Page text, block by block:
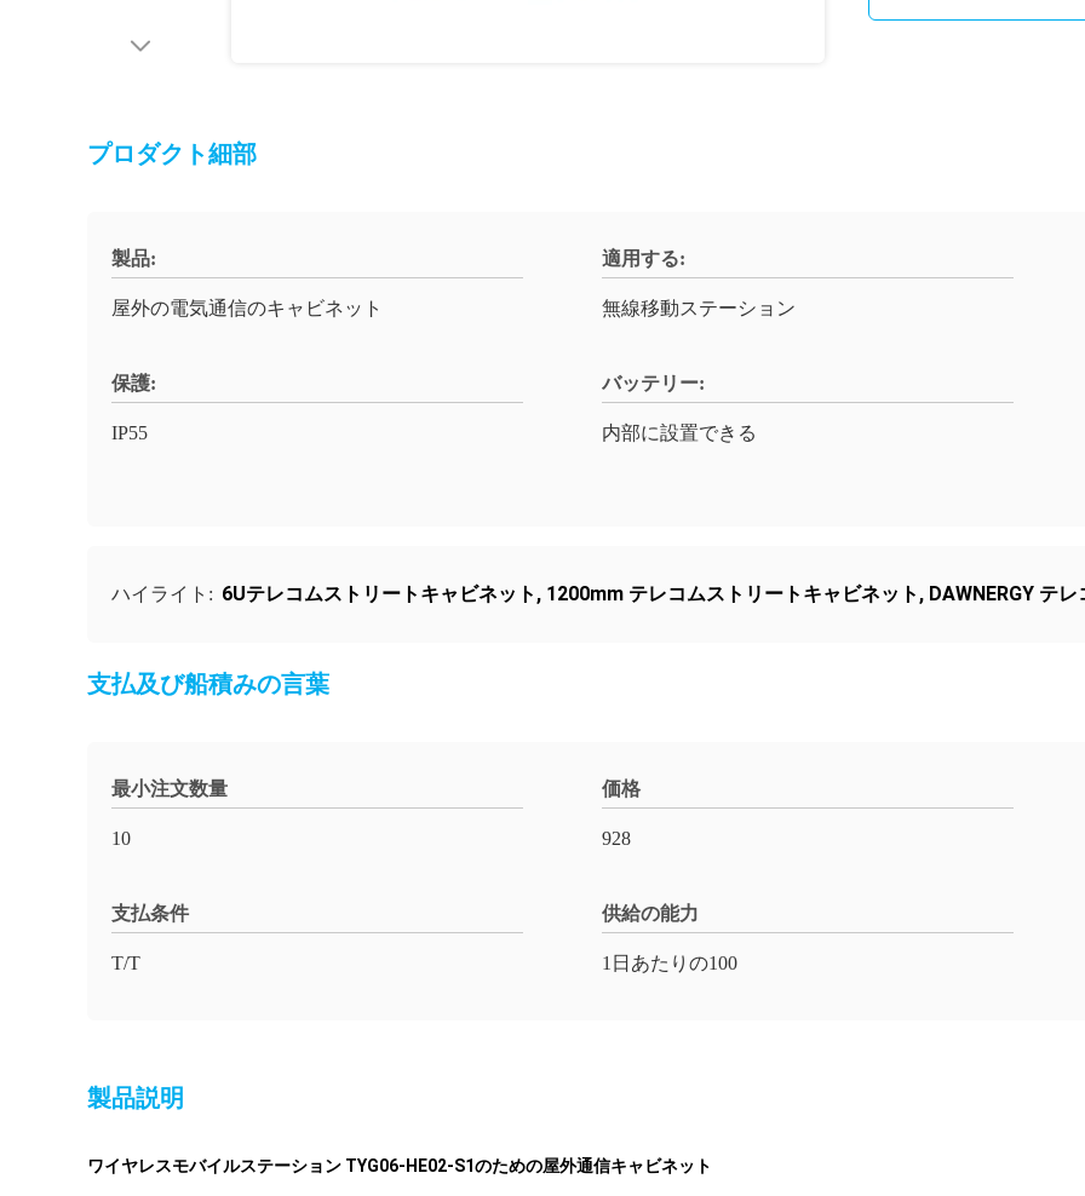
プロダクト細部
製品:
屋外の電気通信のキャビネット
適用する:
無線移動ステーション
保護:
IP55
バッテリー:
内部に設置できる
ハイライト: 6Uテレコムストリートキャビネット , 1200mm テレコムストリートキャビネット , DAWNERGY テ
支払及び船積みの言葉
最小注文数量
10
価格
928
支払条件
T/T
供給の能力
1日あたりの100
製品説明
ワイヤレスモバイルステーション TYG06-HE02-S1のための屋外通信キャビネット